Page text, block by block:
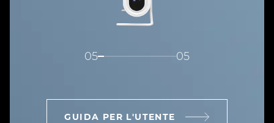
05 05
GUIDA PER L'UTENTE